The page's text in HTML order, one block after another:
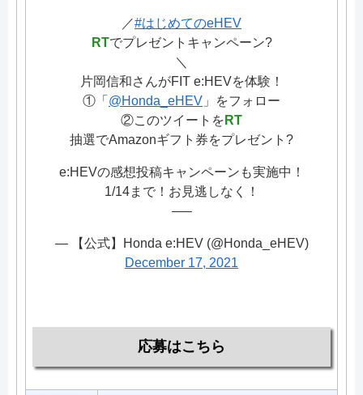
／#はじめてのeHEV
RTでプレゼントキャンペーン?
＼
片岡信和さんがFIT e:HEVを体験！
①「 @Honda_eHEV 」をフォロー
②このツイートを RT
抽選でAmazonギフト券をプレゼント?
e:HEVの感想投稿キャンペーンも実施中！
1/14まで！お見逃しなく！
—–
— 【公式】Honda e:HEV (@Honda_eHEV)
December 17, 2021
応募はこちら